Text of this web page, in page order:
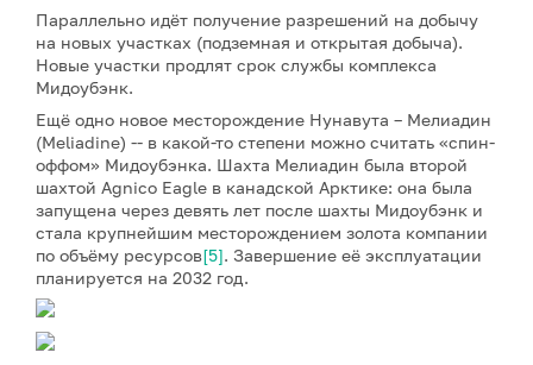
Параллельно идёт получение разрешений на добычу
на новых участках (подземная и открытая добыча).
Новые участки продлят срок службы комплекса
Мидоубэнк.
Ещё одно новое месторождение Нунавута – Мелиадин
(Meliadine) -- в какой-то степени можно считать «спин-
оффом» Мидоубэнка. Шахта Мелиадин была второй
шахтой Agnico Eagle в канадской Арктике: она была
запущена через девять лет после шахты Мидоубэнк и
стала крупнейшим месторождением золота компании
по объёму ресурсов[5]. Завершение её эксплуатации
планируется на 2032 год.